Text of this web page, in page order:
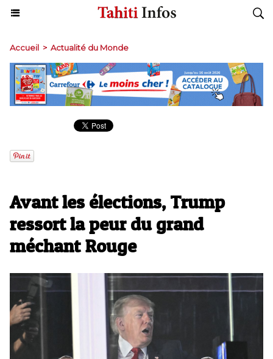
Accueil > Actualité du Monde
Avant les élections, Trump
ressort la peur du grand
méchant Rouge